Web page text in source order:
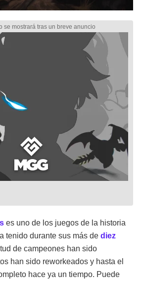
es uno de los juegos de la historia
tenido durante sus más de diez
de campeones han sido
han sido reworkeados y hasta el
hace ya un tiempo. Puede